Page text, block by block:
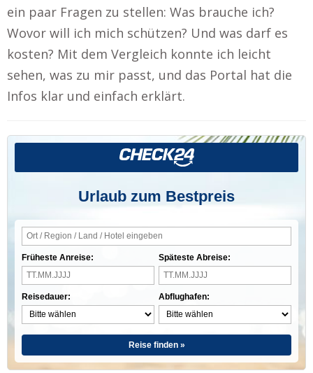
ein paar Fragen zu stellen: Was brauche ich?
Wovor will ich mich schützen? Und was darf es
kosten? Mit dem Vergleich konnte ich leicht
sehen, was zu mir passt, und das Portal hat die
Infos klar und einfach erklärt.
Urlaub zum Bestpreis
Früheste Anreise:
Reisedauer:
Späteste Abreise:
Abflughafen:
Reise finden »